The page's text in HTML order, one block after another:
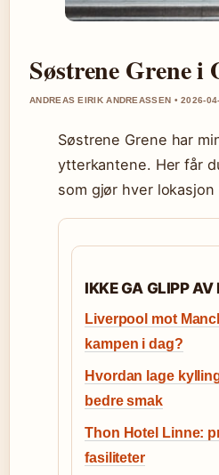
Søstrene Grene
ANDREAS EIRIK ANDREASSEN • 2026-
Søstrene Grene har
ytterkantene. Her får
som gjør hver
IKKE GA GLIPP AV
Liverpool mot
kampen i dag?
Hvordan lage
bedre smak
Thon Hotel Linne:
fasiliteter